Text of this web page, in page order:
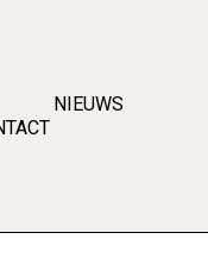
NIEUWS